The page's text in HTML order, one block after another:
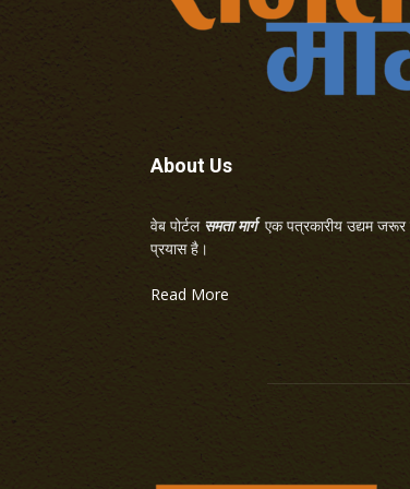
About Us
वेब पोर्टल समता मार्गएक पत्रकारीय उद्यम जरूर
प्रयास है।
Read More